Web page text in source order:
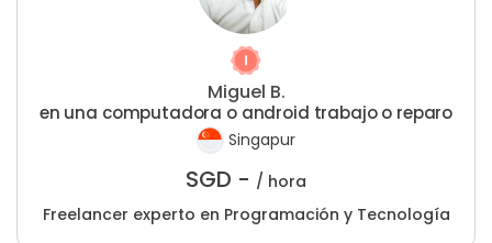
Miguel B.
en una computadora o android trabajo o reparo
Singapur
SGD - / hora
Freelancer experto en Programación y Tecnología